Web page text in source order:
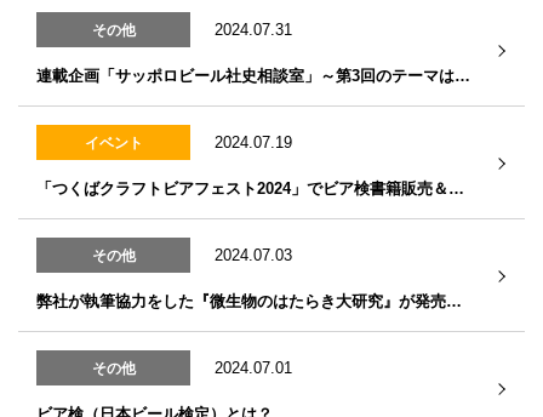
その他 2024.07.31
連載企画「サッポロビール社史相談室」～第3回のテーマは「ビヤか？ビアか？」
イベント 2024.07.19
「つくばクラフトビアフェスト2024」でビア検書籍販売＆クイズ実施！
その他 2024.07.03
弊社が執筆協力をした『微生物のはたらき大研究』が発売になりました
その他 2024.07.01